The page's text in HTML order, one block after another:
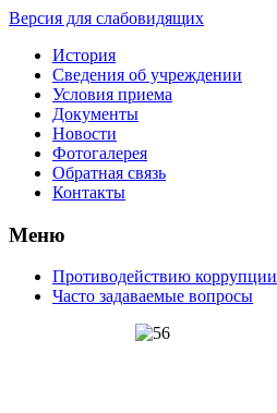
Версия для слабовидящих
История
Сведения об учреждении
Условия приема
Документы
Новости
Фотогалерея
Обратная связь
Контакты
Меню
Противодействию коррупции
Часто задаваемые вопросы